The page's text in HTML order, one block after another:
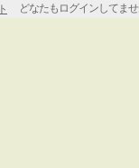
どなたもログインしてま